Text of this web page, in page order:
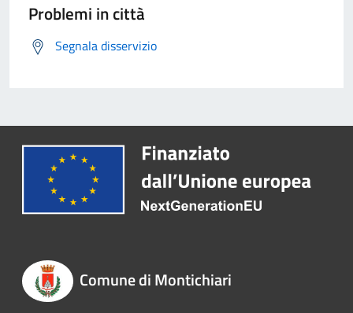
Problemi in città
Segnala disservizio
Comune di Montichiari